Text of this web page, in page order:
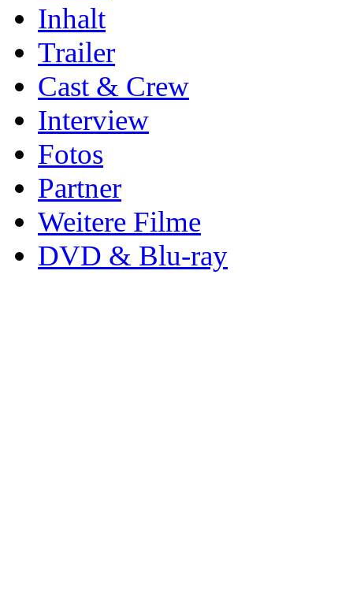
Inhalt
Trailer
Cast & Crew
Interview
Fotos
Partner
Weitere Filme
DVD & Blu-ray